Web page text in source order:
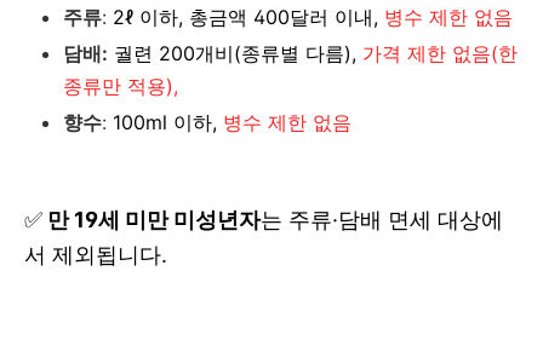
주류: 2ℓ 이하, 총금액 400달러 이내, 병수 제한 없음
담배: 궐련 200개비(종류별 다름), 가격 제한 없음(한
종류만 적용),
향수: 100ml 이하, 병수 제한 없음
✅ 만 19세 미만 미성년자는 주류·담배 면세 대상에
서 제외됩니다.